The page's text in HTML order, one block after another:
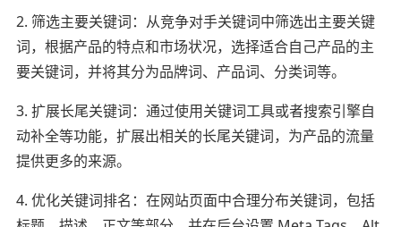
2. 筛选主要关键词：从竞争对手关键词中筛选出主要关键
词，根据产品的特点和市场状况，选择适合自己产品的主
要关键词，并将其分为品牌词、产品词、分类词等。
3. 扩展长尾关键词：通过使用关键词工具或者搜索引擎自
动补全等功能，扩展出相关的长尾关键词，为产品的流量
提供更多的来源。
4. 优化关键词排名：在网站页面中合理分布关键词，包括